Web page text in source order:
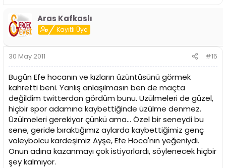
Aras Kafkaslı
Kayıtlı Üye
30 May 2011 #15
Bugün Efe hocanın ve kızların üzüntüsünü görmek
kahretti beni. Yanlış anlaşılmasın ben de maçta
değildim twitterdan gördüm bunu. Üzülmeleri de güzel,
hiçbir spor adamına kaybettiğinde üzülme denmez.
Üzülmeleri gerekiyor çünkü ama... Özel bir seneydi bu
sene, geride bıraktığımız aylarda kaybettiğimiz genç
voleybolcu kardeşimiz Ayşe, Efe Hoca'nın yeğeniydi.
Onun adına kazanmayı çok istiyorlardı, söylenecek hiçbir
şey kalmıyor.